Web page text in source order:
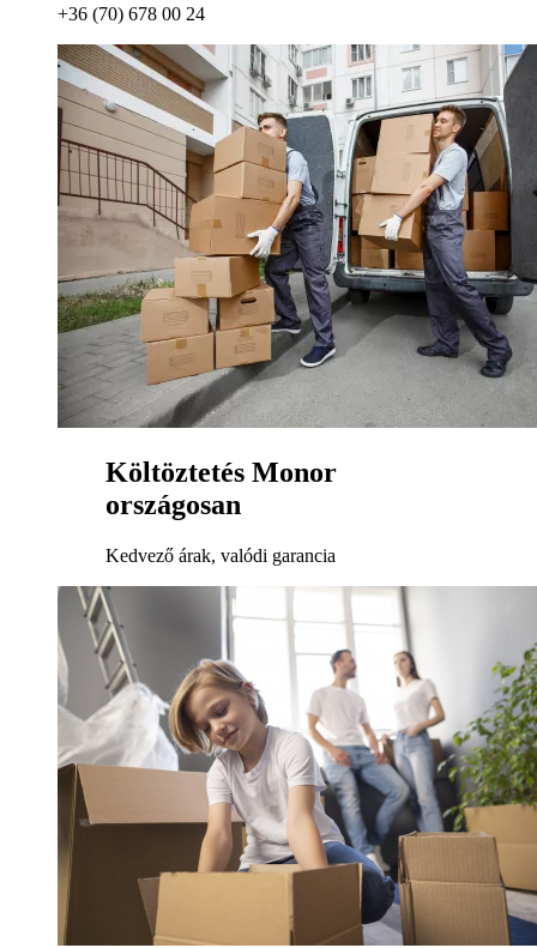
+36 (70) 678 00 24
Költöztetés Monor
országosan
Kedvező árak, valódi garancia